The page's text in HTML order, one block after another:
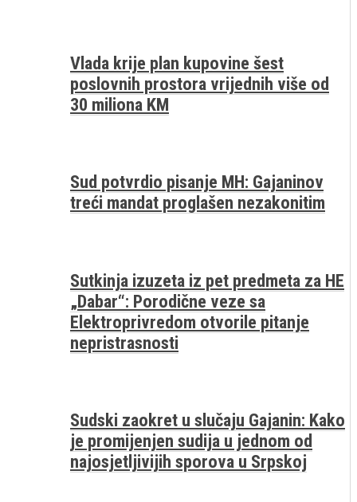
Vlada krije plan kupovine šest
poslovnih prostora vrijednih više od
30 miliona KM
Sud potvrdio pisanje MH: Gajaninov
treći mandat proglašen nezakonitim
Sutkinja izuzeta iz pet predmeta za HE
„Dabar“: Porodične veze sa
Elektroprivredom otvorile pitanje
nepristrasnosti
Sudski zaokret u slučaju Gajanin: Kako
je promijenjen sudija u jednom od
najosjetljivijih sporova u Srpskoj